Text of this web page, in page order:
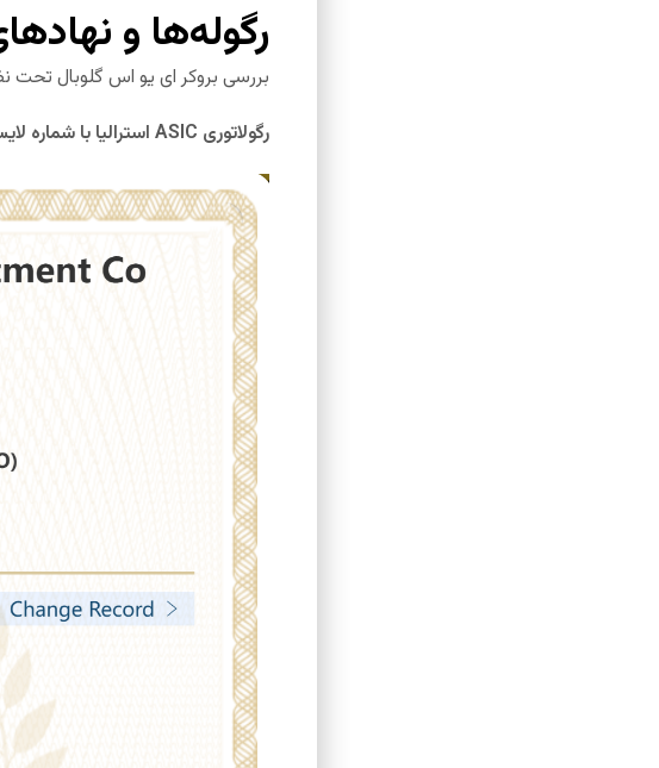
رگوله‌ها و
بررسی بروکر ای یو اس گلوبال تحت
رگولاتوری ASIC استرالیا با شماره